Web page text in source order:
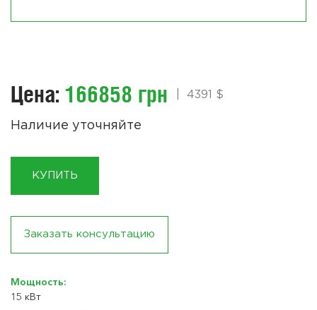
Цена: 166858 грн 4391 $
Наличие уточняйте
КУПИТЬ
Заказать консультацию
Мощность:
15 кВт